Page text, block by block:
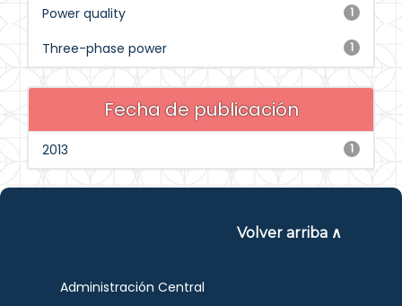
1
Power quality
1
Three-phase power
Fecha de publicación
1
2013
Volver arriba ∧
Administración Central